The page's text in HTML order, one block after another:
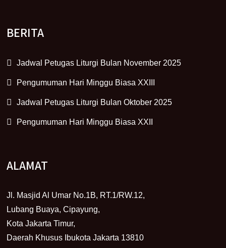
BERITA
Jadwal Petugas Liturgi Bulan November 2025
Pengumuman Hari Minggu Biasa XXIII
Jadwal Petugas Liturgi Bulan Oktober 2025
Pengumuman Hari Minggu Biasa XXII
ALAMAT
Jl. Masjid Al Umar No.1B, RT.1/RW.12,
Lubang Buaya, Cipayung,
Kota Jakarta Timur,
Daerah Khusus Ibukota Jakarta 13810